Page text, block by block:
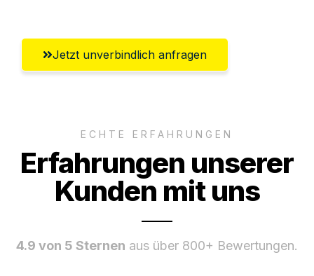
Jetzt unverbindlich anfragen
ECHTE ERFAHRUNGEN
Erfahrungen unserer
Kunden mit uns
4.9 von 5 Sternen aus über 800+ Bewertungen.